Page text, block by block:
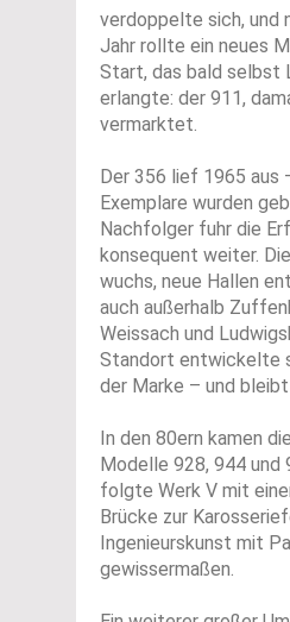
verdoppelte sich, und
Jahr rollte ein neues
Start, das bald selbst
erlangte: der 911,
vermarktet.
Der 356 lief 1965 aus
Exemplare wurden
Nachfolger fuhr die
konsequent weiter.
wuchs, neue Hallen
auch außerhalb
Weissach und
Standort entwickelte
der Marke – und
In den 80ern kamen
Modelle 928, 944 und
folgte Werk V mit
Brücke zur
Ingenieurskunst mit
gewissermaßen.